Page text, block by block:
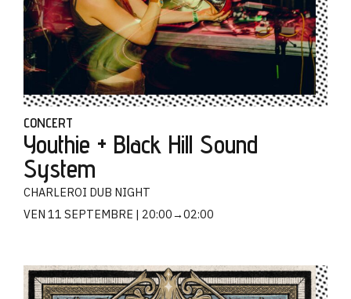
CONCERT
Youthie + Black Hill Sound
System
CHARLEROI DUB NIGHT
VEN 11 SEPTEMBRE
20:00→02:00